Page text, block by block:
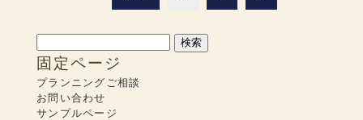
索:
固定ページ
プランニングご相談
お問い合わせ
サンプルページ